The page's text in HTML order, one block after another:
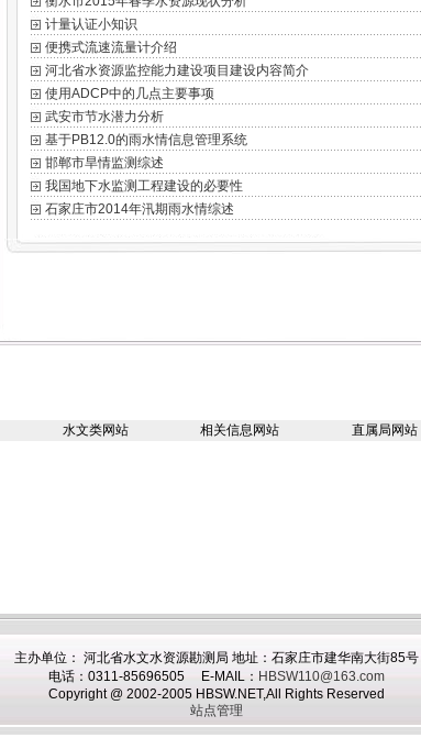
计量认证小知识
便携式流速流量计介绍
河北省水资源监控能力建设项目建设内容简介
使用ADCP中的几点主要事项
武安市节水潜力分析
基于PB12.0的雨水情信息管理系统
邯郸市旱情监测综述
我国地下水监测工程建设的必要性
石家庄市2014年汛期雨水情综述
水文类网站 相关信息网站 直属局网站
主办单位： 河北省水文水资源勘测局 地址：石家庄市建华南大街85号
电话：0311-85696505 E-MAIL： HBSW110@163.com
Copyright @ 2002-2005 HBSW.NET,All Rights Reserved
站点管理